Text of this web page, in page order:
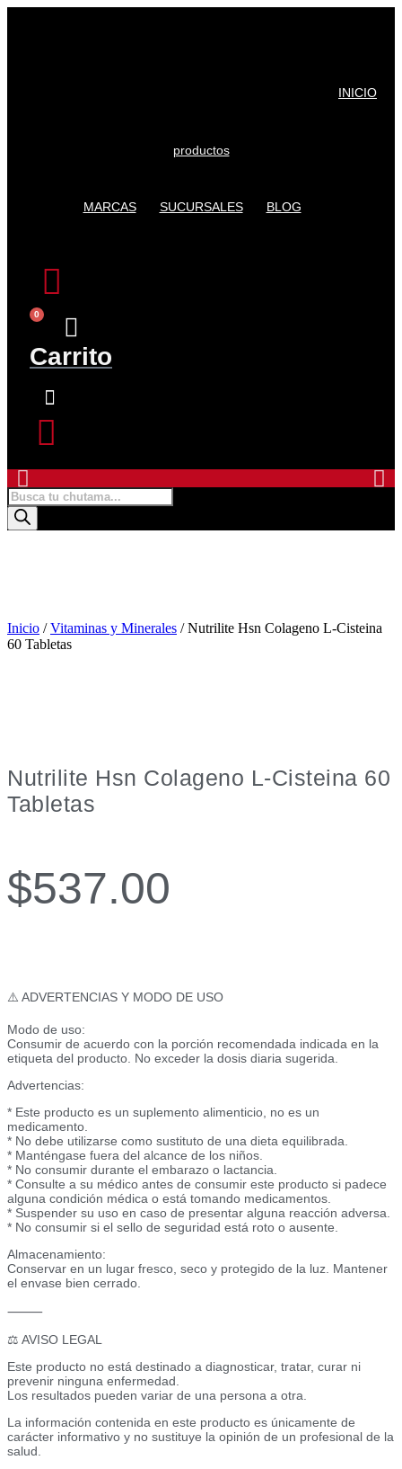
INICIO
productos
MARCAS SUCURSALES BLOG
0
Carrito
Products
search
Inicio /Vitaminas y Minerales / Nutrilite Hsn Colageno L-Cisteina
60 Tabletas
Nutrilite Hsn Colageno L-Cisteina 60
Tabletas
$537.00
⚠️ ADVERTENCIAS Y MODO DE USO
Modo de uso:
Consumir de acuerdo con la porción recomendada indicada en la
etiqueta del producto. No exceder la dosis diaria sugerida.
Advertencias:
* Este producto es un suplemento alimenticio, no es un
medicamento.
* No debe utilizarse como sustituto de una dieta equilibrada.
* Manténgase fuera del alcance de los niños.
* No consumir durante el embarazo o lactancia.
* Consulte a su médico antes de consumir este producto si padece
alguna condición médica o está tomando medicamentos.
* Suspender su uso en caso de presentar alguna reacción adversa.
* No consumir si el sello de seguridad está roto o ausente.
Almacenamiento:
Conservar en un lugar fresco, seco y protegido de la luz. Mantener
el envase bien cerrado.
⸻
⚖️ AVISO LEGAL
Este producto no está destinado a diagnosticar, tratar, curar ni
prevenir ninguna enfermedad.
Los resultados pueden variar de una persona a otra.
La información contenida en este producto es únicamente de
carácter informativo y no sustituye la opinión de un profesional de la
salud.